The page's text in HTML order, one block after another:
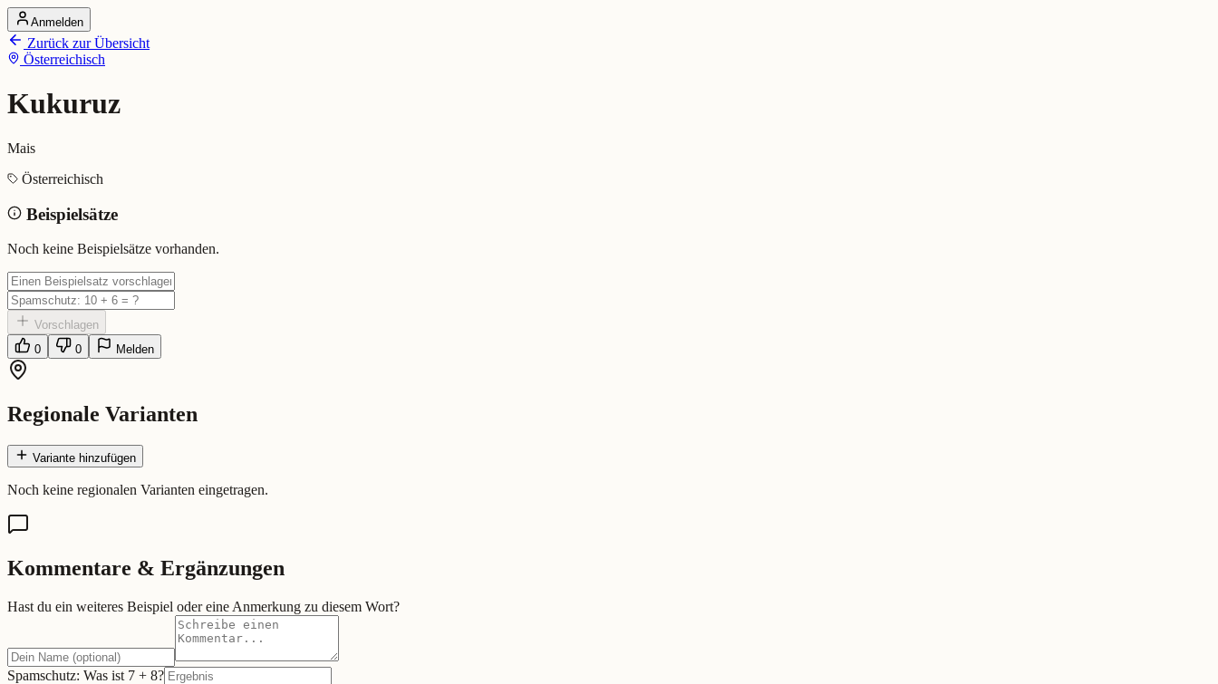
Startseite
Alle Dialekte
Dialekte vergleichen
Dialekt-Karte
Ranking
Kukuruz (Österreichisch)
Bedeutung: Mais
Eingereicht von: Mundwerk Team
Anmelden
Zurück zur Übersicht
Österreichisch
Kukuruz
Mais
Österreichisch
Beispielsätze
Noch keine Beispielsätze vorhanden.
Vorschlagen
0
0 Melden
Regionale Varianten
Variante hinzufügen
Noch keine regionalen Varianten eingetragen.
Kommentare & Ergänzungen
Hast du ein weiteres Beispiel oder eine Anmerkung zu diesem Wort?
Spamschutz: Was ist 7 + 8?